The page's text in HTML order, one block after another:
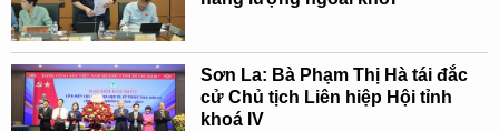
Sơn La: Bà Phạm Thị Hà tái đắc
cử Chủ tịch Liên hiệp Hội tỉnh
khoá IV